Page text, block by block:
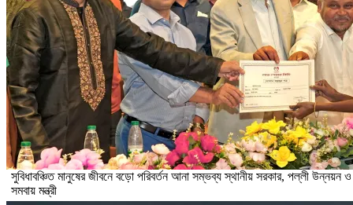
সুবিধাবঞ্চিত মানুষের জীবনে বড়ো পরিবর্তন আনা সম্ভব্য স্থানীয় সরকার, পল্লী উন্নয়ন ও
সমবায় মন্ত্রী